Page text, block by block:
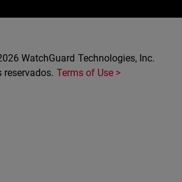
WatchGuard Technologies, Inc.
reservados. Terms of Use >